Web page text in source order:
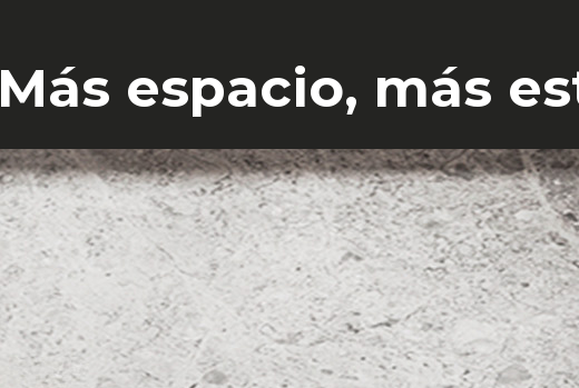
Más espacio, más